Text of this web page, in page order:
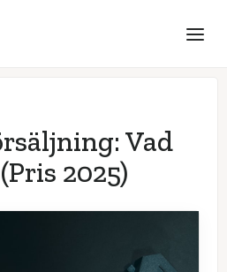
Vad
(Pris 2025)